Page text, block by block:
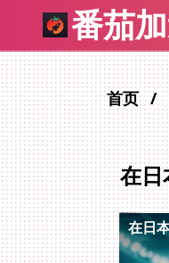
番茄
首页
在
在日